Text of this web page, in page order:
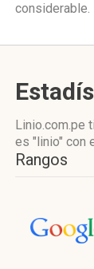
considerable.
Linio.com.pe
es "linio" con
Rangos